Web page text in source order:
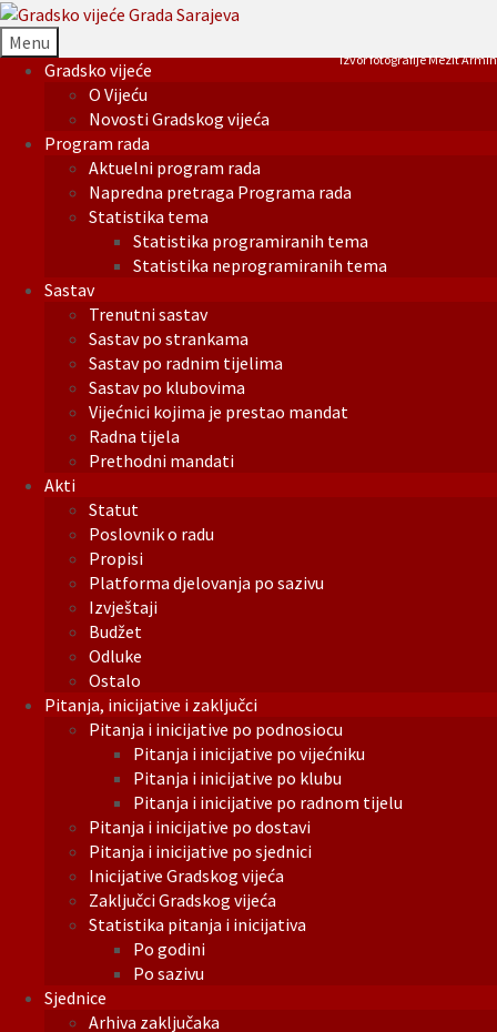
Menu
Gradsko vijeće
O Vijeću
Novosti Gradskog vijeća
Program rada
Aktuelni program rada
Napredna pretraga Programa rada
Statistika tema
Statistika programiranih tema
Statistika neprogramiranih tema
Sastav
Trenutni sastav
Sastav po strankama
Sastav po radnim tijelima
Sastav po klubovima
Vijećnici kojima je prestao mandat
Radna tijela
Prethodni mandati
Akti
Statut
Poslovnik o radu
Propisi
Platforma djelovanja po sazivu
Izvještaji
Budžet
Odluke
Ostalo
Pitanja, inicijative i zaključci
Pitanja i inicijative po podnosiocu
Pitanja i inicijative po vijećniku
Pitanja i inicijative po klubu
Pitanja i inicijative po radnom tijelu
Pitanja i inicijative po dostavi
Pitanja i inicijative po sjednici
Inicijative Gradskog vijeća
Zaključci Gradskog vijeća
Statistika pitanja i inicijativa
Po godini
Po sazivu
Sjednice
Arhiva zaključaka
Izvor fotografije Mezit Armin